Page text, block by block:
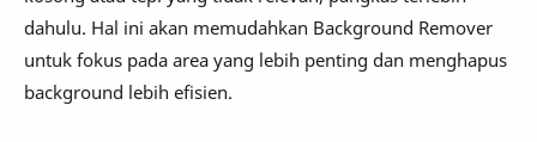
dahulu. Hal ini akan memudahkan Background Remover
untuk fokus pada area yang lebih penting dan menghapus
background lebih efisien.